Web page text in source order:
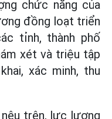
chức năng của
đồng loạt triển
tỉnh, thành phố
xét và triệu tập
xác minh, thu
trên, lực lượng